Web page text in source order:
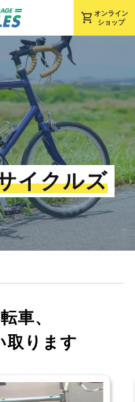
shopping_cart オンライン
ショップ
イクルズ
車、
取ります